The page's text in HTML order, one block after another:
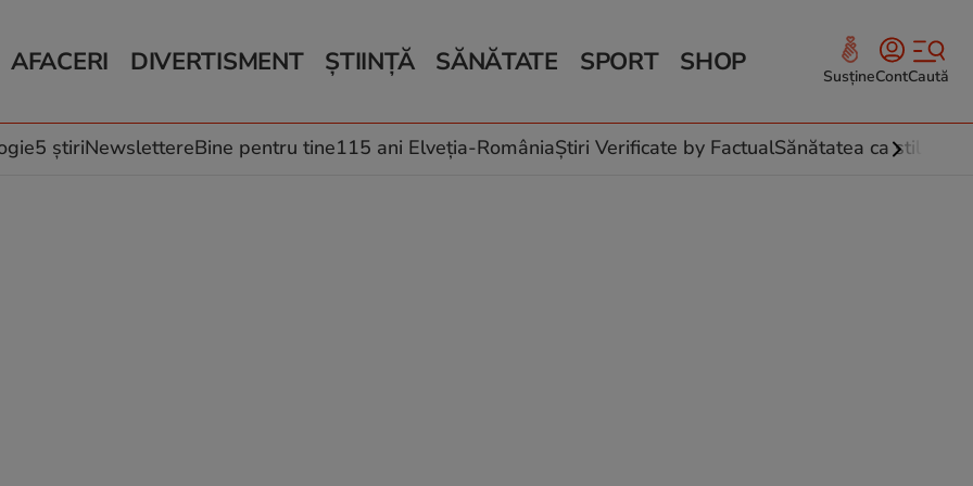
AFACERI
Auto
Locuri de muncă
DIVERTISMENT
Horoscop
Muzică și Filme
ȘTIINȚĂ
Schimbări climatice
SĂNĂTATE
Relații
Rețete culinare
SPORT SHOP SusțineContCaută
5 știriNewslettereBine pentru tine115 ani Elveția-RomâniaȘtiri Verificate by FactualSănătatea ca stil de